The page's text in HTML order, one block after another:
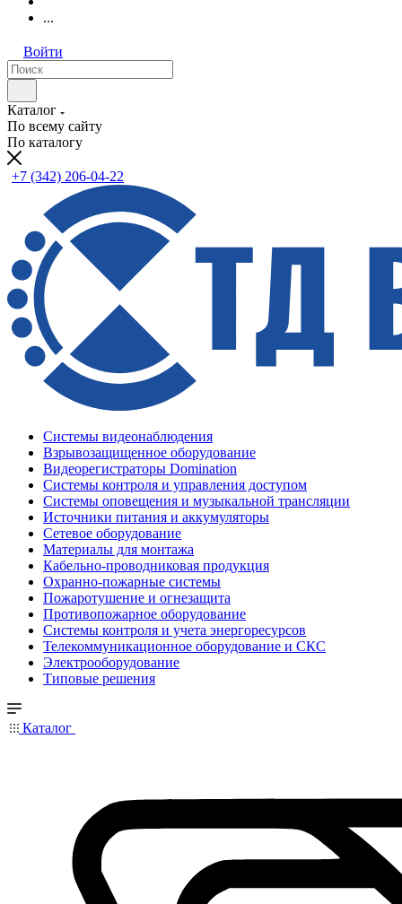
...
Войти
Каталог
По всему сайту
По каталогу
+7 (342) 206-04-22
Системы видеонаблюдения
Взрывозащищенное оборудование
Видеорегистраторы Domination
Системы контроля и управления доступом
Системы оповещения и музыкальной трансляции
Источники питания и аккумуляторы
Сетевое оборудование
Материалы для монтажа
Кабельно-проводниковая продукция
Охранно-пожарные системы
Пожаротушение и огнезащита
Противопожарное оборудование
Системы контроля и учета энергоресурсов
Телекоммуникационное оборудование и СКС
Электрооборудование
Типовые решения
Каталог